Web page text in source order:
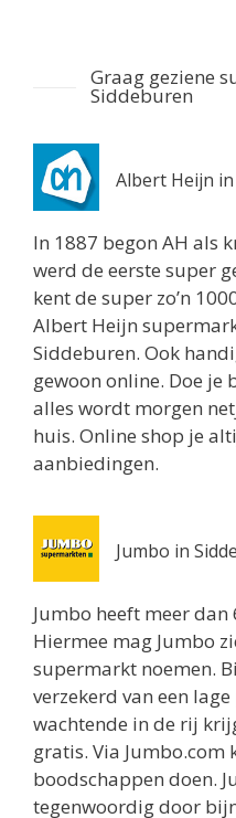
Stationshal 8
0.8 km
Routebeschrijving
Twijnstraat 8
Utrecht 3511ZK
0.8 km
Routebeschrijving
Jumbo Utrecht
Biltstraat 74
Utrecht 3572BG
0.8 km
Albert Heijn Utrecht
Utrecht 3513EG
0.9 km
Routebeschrijving
Albert Heijn Utrecht
Burgemeester
Utrecht 3581KM
1 km
Graag geziene
Siddeburen
Albert Heijn
In 1887 begon AH als
werd de eerste super
kent de super zo’n
Albert Heijn
Siddeburen. Ook
gewoon online. Doe je
alles wordt morgen
huis. Online shop je
aanbiedingen.
Jumbo in
Jumbo heeft meer
Hiermee mag Jumbo
supermarkt noemen.
verzekerd van een
wachtende in de rij
gratis. Via Jumbo.com
boodschappen doen.
tegenwoordig door